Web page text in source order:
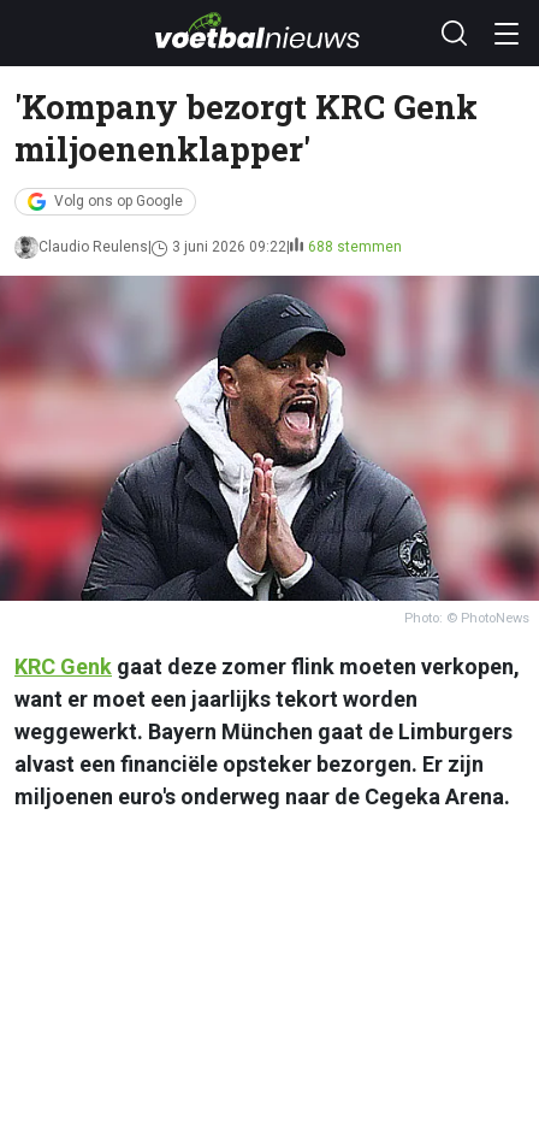
'Kompany bezorgt KRC Genk
miljoenenklapper'
Volg ons op Google
Claudio Reulens 3 juni 2026 09:22 688 stemmen
Photo: © PhotoNews
KRC Genk gaat deze zomer flink moeten verkopen,
want er moet een jaarlijks tekort worden
weggewerkt. Bayern München gaat de Limburgers
alvast een financiële opsteker bezorgen. Er zijn
miljoenen euro's onderweg naar de Cegeka Arena.